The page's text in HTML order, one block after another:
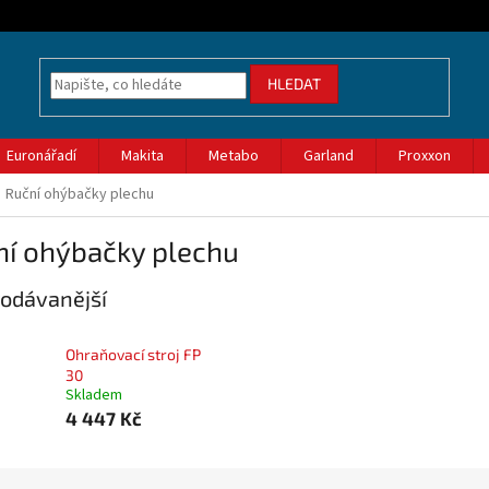
HLEDAT
Euronářadí Makita Metabo Garland Proxxon
Ruční ohýbačky plechu
ohýbačky plechu
Ohraňovací stroj FP
30
Skladem
4 447 Kč